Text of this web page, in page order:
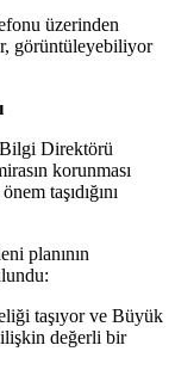
üzerinden
görüntüleyebiliyor
Direktörü
korunması
taşıdığını
planının
taşıyor ve Büyük
değerli bir